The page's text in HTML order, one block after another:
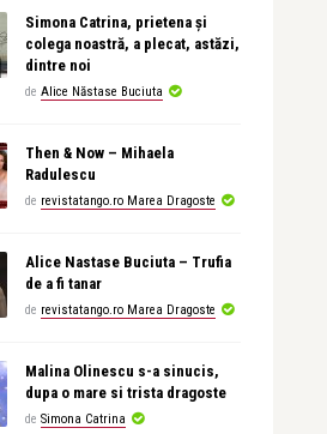
Simona Catrina, prietena și
colega noastră, a plecat, astăzi,
dintre noi
de Alice Năstase Buciuta
Then & Now – Mihaela
Radulescu
de revistatango.ro Marea Dragoste
Alice Nastase Buciuta – Trufia
de a fi tanar
de revistatango.ro Marea Dragoste
Malina Olinescu s-a sinucis,
dupa o mare si trista dragoste
de Simona Catrina